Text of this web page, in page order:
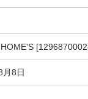
月8日